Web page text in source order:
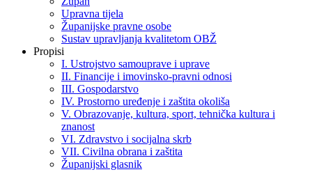
Upravna tijela
Županijske pravne osobe
Sustav upravljanja kvalitetom OBŽ
Propisi
I. Ustrojstvo samouprave i uprave
II. Financije i imovinsko-pravni odnosi
III. Gospodarstvo
IV. Prostorno uređenje i zaštita okoliša
V. Obrazovanje, kultura, sport, tehnička kultura i
znanost
VI. Zdravstvo i socijalna skrb
VII. Civilna obrana i zaštita
Županijski glasnik